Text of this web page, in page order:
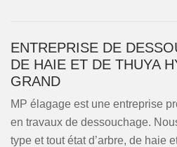
ENTREPRISE DE
DE HAIE ET DE THUYA
GRAND
MP élagage est une entreprise
en travaux de dessouchage.
type et tout état d’arbre, de haie